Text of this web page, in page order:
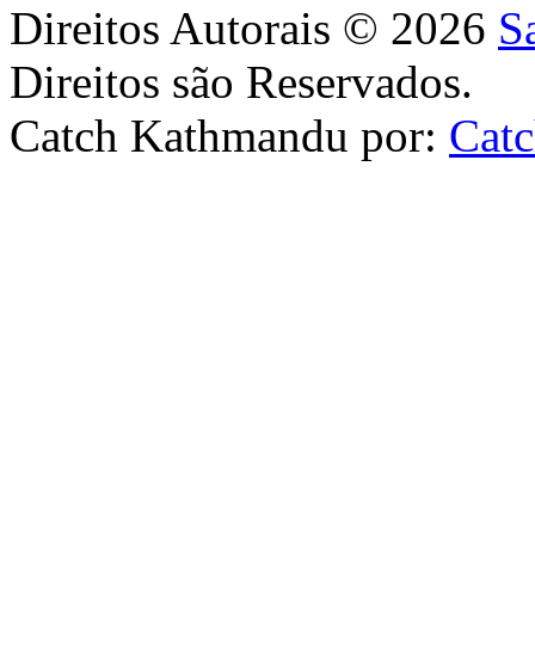
Direitos Autorais © 2026
Direitos são Reservados.
Catch Kathmandu por: